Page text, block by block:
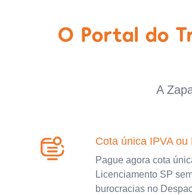
O Portal do
A
Cota única IPVA
Pague agora cota
Licenciamento SP
burocracias no